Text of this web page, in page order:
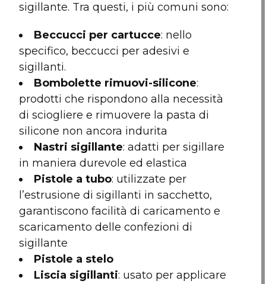
sigillante. Tra questi, i più comuni sono:
Beccucci per cartucce: nello
specifico, beccucci per adesivi e
sigillanti.
Bombolette rimuovi-silicone:
prodotti che rispondono alla necessità
di sciogliere e rimuovere la pasta di
silicone non ancora indurita
Nastri sigillante: adatti per sigillare
in maniera durevole ed elastica
Pistole a tubo: utilizzate per
l’estrusione di sigillanti in sacchetto,
garantiscono facilità di caricamento e
scaricamento delle confezioni di
sigillante
Pistole a stelo
Liscia sigillanti: usato per applicare